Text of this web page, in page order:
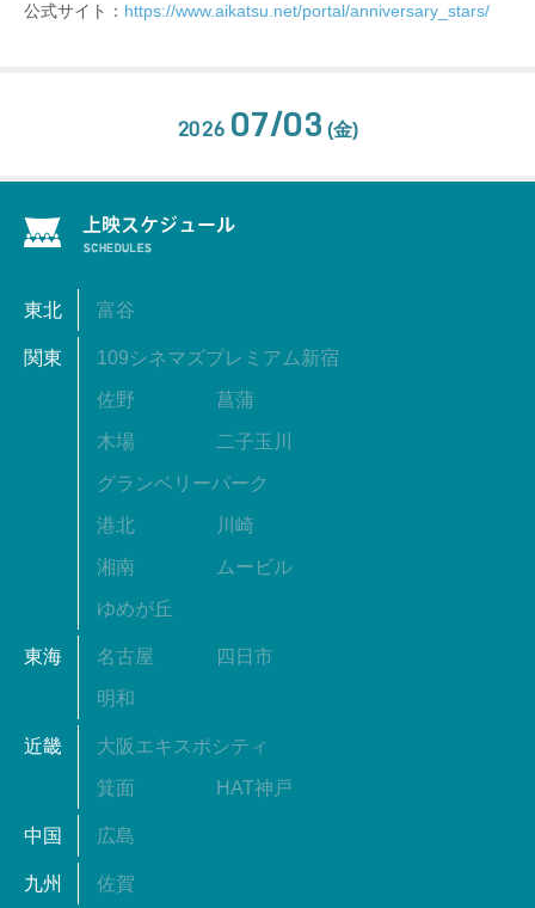
公式サイト： https://www.aikatsu.net/portal/anniversary_stars/
2026 07/03 (金)
東北 富谷
関東 109シネマズプレミアム新宿
佐野 菖蒲
木場 二子玉川
グランベリーパーク
港北 川崎
湘南 ムービル
ゆめが丘
東海 名古屋 四日市
明和
近畿 大阪エキスポシティ
箕面 HAT神戸
中国 広島
九州 佐賀